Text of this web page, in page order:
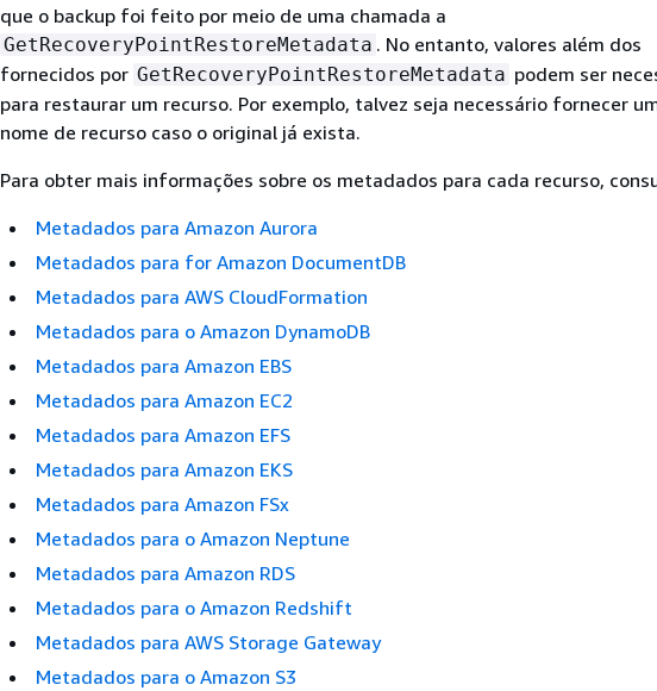
que o backup foi feito por meio de uma chamada a
GetRecoveryPointRestoreMetadata . No entanto, valores além dos
fornecidos por GetRecoveryPointRestoreMetadata podem ser
para restaurar um recurso. Por exemplo, talvez seja necessário fornecer
nome de recurso caso o original já exista.
Para obter mais informações sobre os metadados para cada recurso,
Metadados para Amazon Aurora
Metadados para for Amazon DocumentDB
Metadados para AWS CloudFormation
Metadados para o Amazon DynamoDB
Metadados para Amazon EBS
Metadados para Amazon EC2
Metadados para Amazon EFS
Metadados para Amazon EKS
Metadados para Amazon FSx
Metadados para o Amazon Neptune
Metadados para Amazon RDS
Metadados para o Amazon Redshift
Metadados para AWS Storage Gateway
Metadados para o Amazon S3